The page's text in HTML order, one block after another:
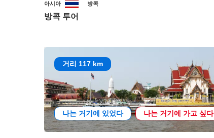
아시아 방콕
방콕 투어
거리 117 km
나는 거기에 있었다 나는 거기에 가고 싶다